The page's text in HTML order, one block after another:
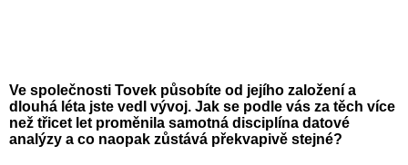
Ve společnosti Tovek působíte od jejího založení a
dlouhá léta jste vedl vývoj. Jak se podle vás za těch více
než třicet let proměnila samotná disciplína datové
analýzy a co naopak zůstává překvapivě stejné?